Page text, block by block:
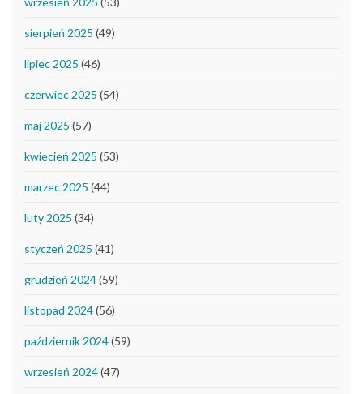
sierpień 2025 (49)
lipiec 2025 (46)
czerwiec 2025 (54)
maj 2025 (57)
kwiecień 2025 (53)
marzec 2025 (44)
luty 2025 (34)
styczeń 2025 (41)
grudzień 2024(59)
listopad 2024(56)
październik 2024(59)
wrzesień 2024(47)